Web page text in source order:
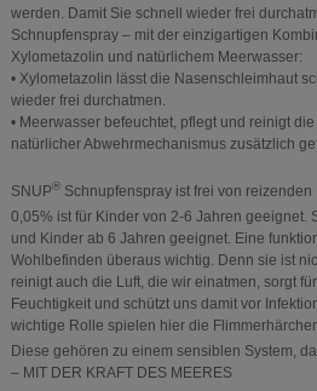
werden. Damit Sie schnell wieder frei
Schnupfenspray – mit der einzigartigen
Xylometazolin und natürlichem Meerwasser:
• Xylometazolin lässt die Nasenschleimhaut
wieder frei durchatmen.
• Meerwasser befeuchtet, pflegt und reinigt
natürlicher Abwehrmechanismus zusätzlich
SNUP®Schnupfenspray ist frei von reizenden
0,05% ist für Kinder von 2-6 Jahren geeignet.
und Kinder ab 6 Jahren geeignet. Eine
Wohlbefinden überaus wichtig. Denn sie ist
reinigt auch die Luft, die wir einatmen, sorgt
Feuchtigkeit und schützt uns damit vor
wichtige Rolle spielen hier die
Diese gehören zu einem sensiblen System,
– MIT DER KRAFT DES MEERES